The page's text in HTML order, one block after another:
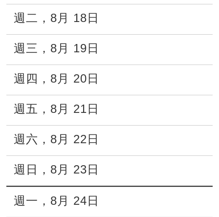
週二 ， 8月 18日
週三 ， 8月 19日
週四 ， 8月 20日
週五 ， 8月 21日
週六 ， 8月 22日
週日 ， 8月 23日
週一 ， 8月 24日